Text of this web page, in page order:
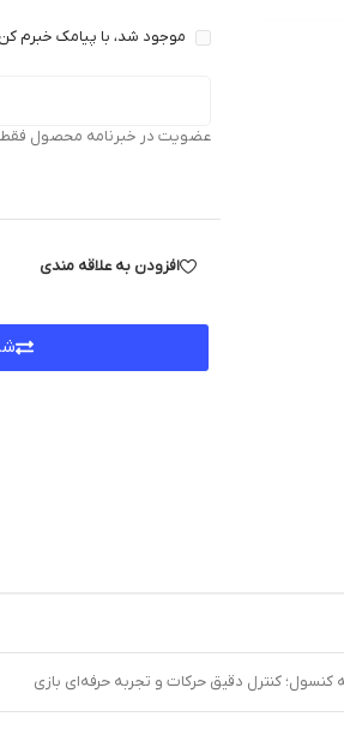
موجود شد، با پیامک خبرم
عضویت در خبرنامه محصول فقط
افزودن به علاقه مندی
کنترل دقیق حرکات و تجربه حرفه‌ای بازی